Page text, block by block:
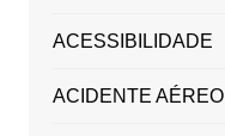
ACESSIBILIDADE
ACIDENTE AÉREO